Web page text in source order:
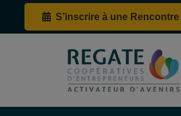
S’inscrire à une Rencontre